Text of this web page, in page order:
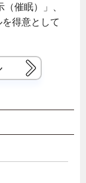
催眠）」、
を得意として